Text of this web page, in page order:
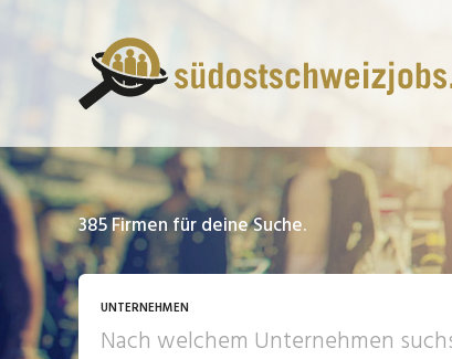
385Firmen für deine Suche.
UNTERNEHMEN